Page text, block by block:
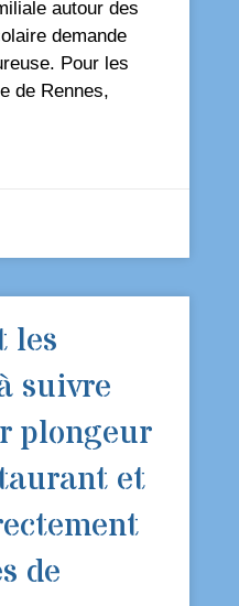
autour des
demande
Pour les
de Rennes,
les
suivre
plongeur
et
de